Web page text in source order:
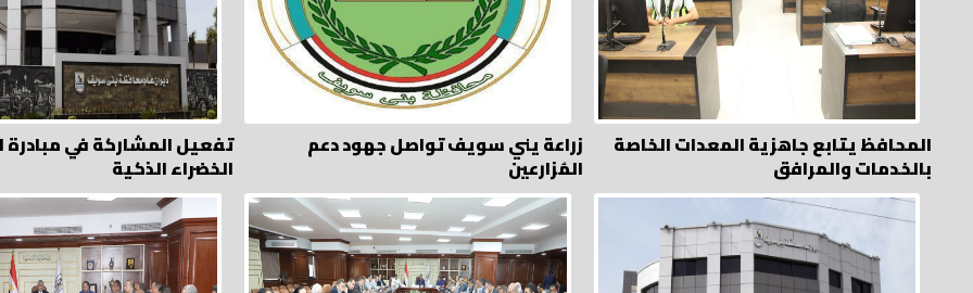
المحافظ يتابع جاهزية المعدات الخاصة
بالخدمات والمرافق
زراعة يني سويف تواصل جهود دعم
المُزارعين
تفعيل المشاركة في
الخضراء الذكية